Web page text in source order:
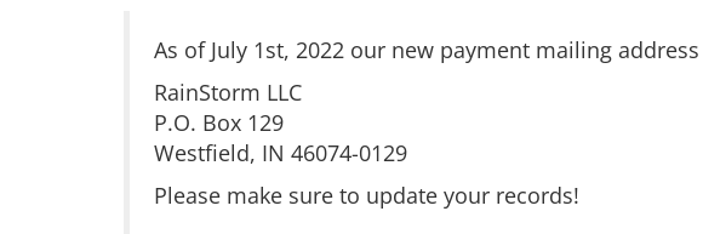
As of July 1st, 2022 our new payment mailing
RainStorm LLC
P.O. Box 129
Westfield, IN 46074-0129
Please make sure to update your records!